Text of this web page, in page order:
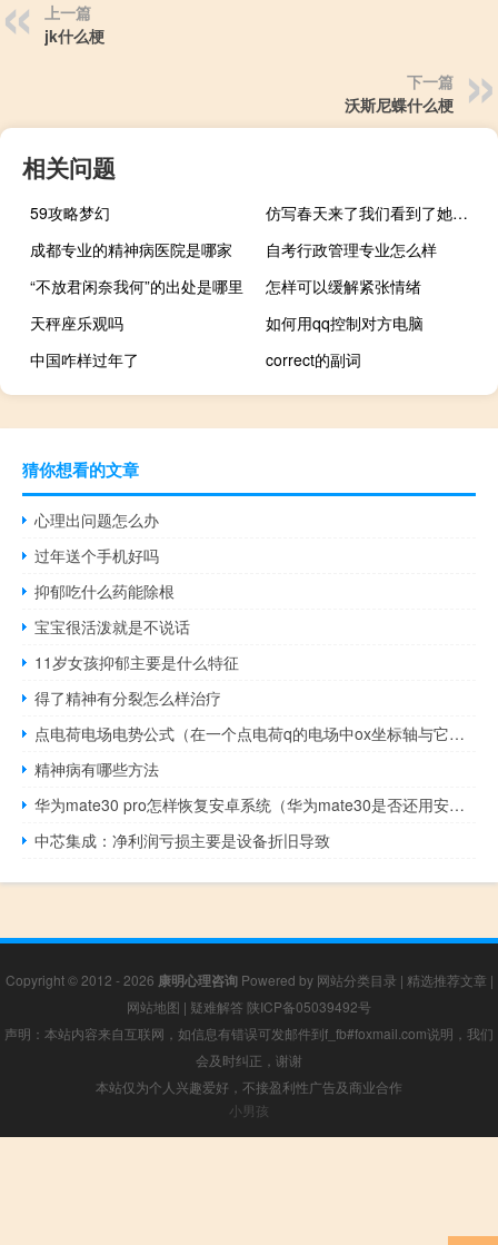
上一篇
jk什么梗
下一篇
沃斯尼蝶什么梗
相关问题
59攻略梦幻
仿写春天来了我们看到了她在哪里（仿写春天来了我们看到了她）
成都专业的精神病医院是哪家
自考行政管理专业怎么样
“不放君闲奈我何”的出处是哪里
怎样可以缓解紧张情绪
天秤座乐观吗
如何用qq控制对方电脑
中国咋样过年了
correct的副词
猜你想看的文章
心理出问题怎么办
过年送个手机好吗
抑郁吃什么药能除根
宝宝很活泼就是不说话
11岁女孩抑郁主要是什么特征
得了精神有分裂怎么样治疗
点电荷电场电势公式（在一个点电荷q的电场中ox坐标轴与它的）
精神病有哪些方法
华为mate30 pro怎样恢复安卓系统（华为mate30是否还用安卓系统）
中芯集成：净利润亏损主要是设备折旧导致
Copyright © 2012 - 2026 康明心理咨询Powered by 网站分类目录 | 精选推荐文章 |
网站地图 | 疑难解答 陕ICP备05039492号
声明：本站内容来自互联网，如信息有错误可发邮件到f_fb#foxmail.com说明，我们
会及时纠正，谢谢
本站仅为个人兴趣爱好，不接盈利性广告及商业合作
小男孩